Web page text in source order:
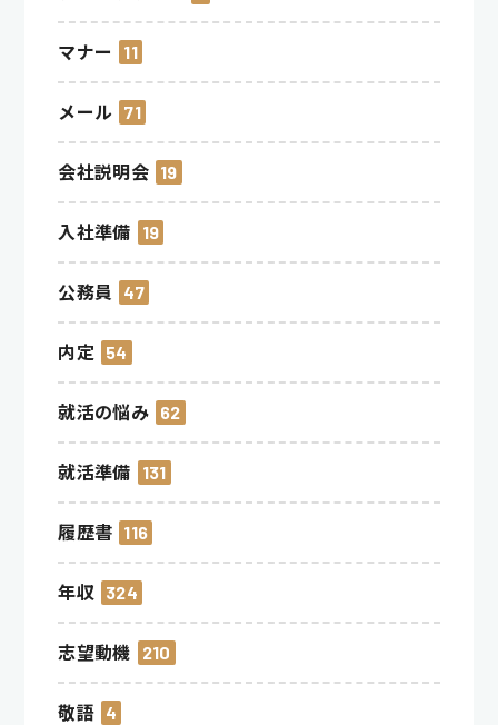
マナー 11
メール 71
会社説明会 19
入社準備 19
公務員 47
内定 54
就活の悩み 62
就活準備 131
履歴書 116
年収 324
志望動機 210
敬語 4